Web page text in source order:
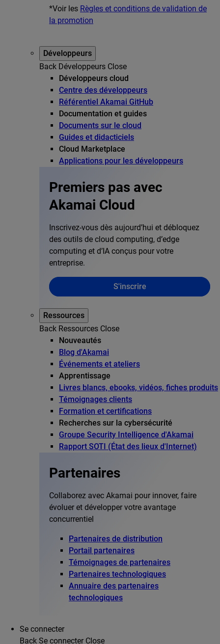
*Voir les Règles et conditions de validation de
la promotion
Développeurs
Back Développeurs Close
Développeurs cloud
Centre des développeurs
Référentiel Akamai GitHub
Documentation et guides
Documents sur le cloud
Guides et didacticiels
Cloud Marketplace
Applications pour les développeurs
Premiers pas avec
Akamai Cloud
Inscrivez-vous dès aujourd’hui et débloquez
des outils de cloud computing, d’edge
computing et d’IA conçus pour votre
entreprise.
S'inscrire
Ressources
Back Ressources Close
Nouveautés
Blog d'Akamai
Événements et ateliers
Apprentissage
Livres blancs, ebooks, vidéos, fiches produits
Témoignages clients
Formation et certifications
Recherches sur la cybersécurité
Groupe Security Intelligence d'Akamai
Rapport SOTI (État des lieux d'Internet)
Partenaires
Collaborez avec Akamai pour innover, faire
évoluer et développer votre avantage
concurrentiel
Partenaires de distribution
Portail partenaires
Témoignages de partenaires
Partenaires technologiques
Annuaire des partenaires
technologiques
Se connecter
Back Se connecter Close